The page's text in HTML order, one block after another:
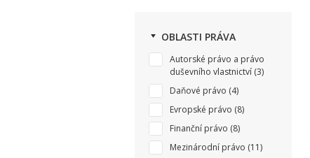
OBLASTI PRÁVA
Autorské právo a právo
duševního vlastnictví (3)
Daňové právo (4)
Evropské právo (8)
Finanční právo (8)
Mezinárodní právo (11)